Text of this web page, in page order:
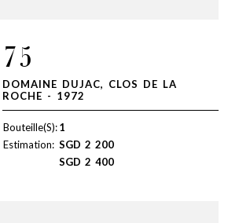
75
DOMAINE DUJAC, CLOS DE LA
ROCHE - 1972
Bouteille(S):1
Estimation: SGD 2 200
SGD 2 400